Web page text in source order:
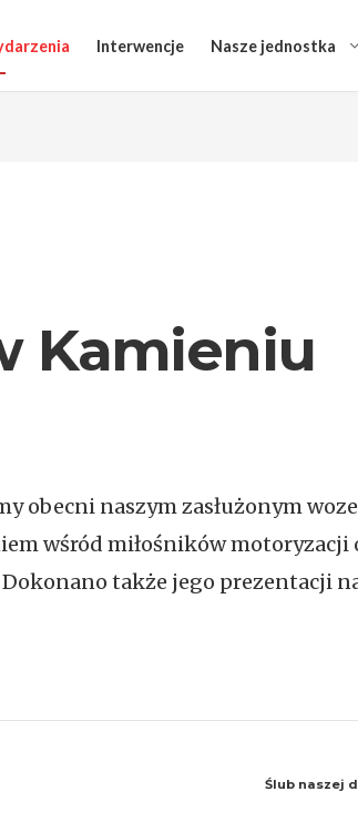
Interwencje Nasze jednostka
Kamieniu
obecni naszym zasłużonym
wśród miłośników motoryzacji
także jego prezentacji
Ślub naszej